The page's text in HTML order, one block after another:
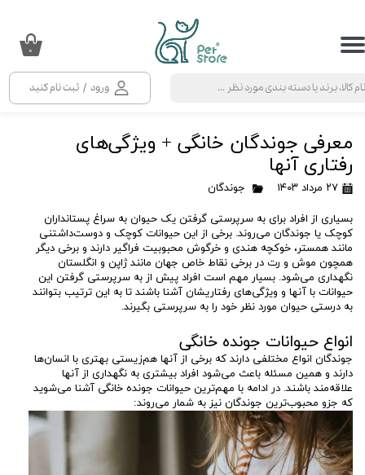
ورود / ثبت نام کنید
حساب کاربری من
خروج از حساب کاربری
۰
معرفی جوندگان خانگی + ویژگی‌های
رفتاری آنها
۲۷ مرداد ۱۴۰۳ جوندگان
بسیاری از افراد برای به سرپرستی گرفتن یک حیوان به سراغ پستانداران
کوچک یا جوندگان می‌روند. برخی از این حیوانات کوچک و دوست‌داشتنی
مانند همستر، خوکچه هندی و خرگوش محبوبیت فراگیر دارند و برخی دیگر
همچون موش و رت در برخی نقاط خاص جهان مانند ژاپن و انگلستان
نگهداری می‌شود. بسیار مهم است افراد پیش از به سرپرستی گرفتن این
حیوانات با آنها و ویژگی‌های رفتاریشان آشنا باشند تا به این ترتیب بتوانند
به درستی حیوان مورد نظر خود را به سرپرستی بگیرند.
انواع حیوانات جونده خانگی
جوندگان انواع مختلفی دارند که برخی از آنها هم‌زیستی بهتری با انسان‌ها
دارند و همین مسئله باعث می‌شود افراد بیشتری به نگهداری از آنها
علاقه‌مند باشند. در ادامه با مهم‌ترین حیوانات جونده خانگی آشنا می‌شوید
که جزو محبوب‌ترین جوندگان نیز به شمار می‌روند: